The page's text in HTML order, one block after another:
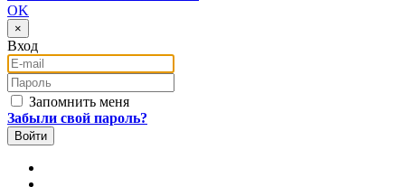
OK
×
Вход
E-mail
Пароль
Запомнить меня
Забыли свой пароль?